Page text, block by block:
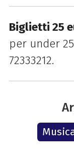
Biglietti 25
per under
72333212.